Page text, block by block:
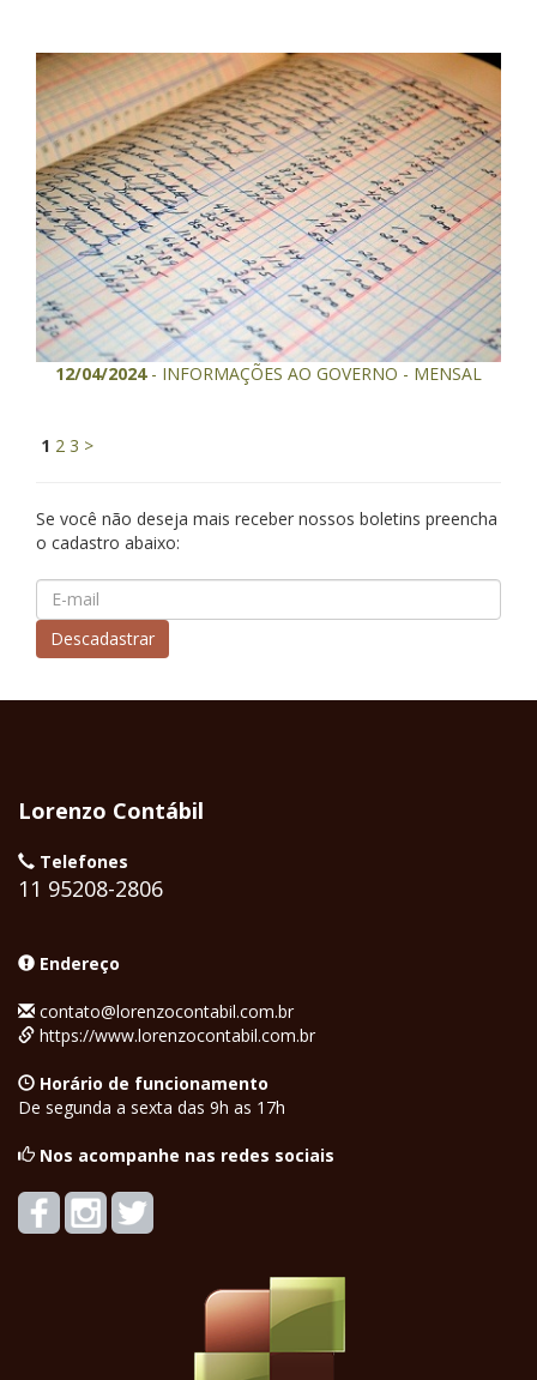
12/04/2024- INFORMAÇÕES AO GOVERNO - MENSAL
1 2 3 >
Se você não deseja mais receber nossos boletins preencha
o cadastro abaixo:
Lorenzo Contábil
Telefones
11 95208-2806
Endereço
contato@lorenzocontabil.com.br
https://www.lorenzocontabil.com.br
Horário de funcionamento
De segunda a sexta das 9h as 17h
Nos acompanhe nas redes sociais